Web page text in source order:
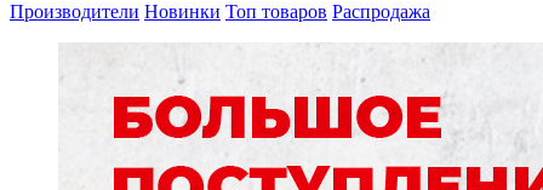
Производители Новинки Топ товаров Распродажа